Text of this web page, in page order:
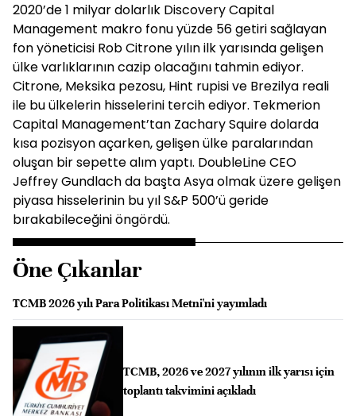
2020’de 1 milyar dolarlık Discovery Capital
Management makro fonu yüzde 56 getiri sağlayan
fon yöneticisi Rob Citrone yılın ilk yarısında gelişen
ülke varlıklarının cazip olacağını tahmin ediyor.
Citrone, Meksika pezosu, Hint rupisi ve Brezilya reali
ile bu ülkelerin hisselerini tercih ediyor. Tekmerion
Capital Management’tan Zachary Squire dolarda
kısa pozisyon açarken, gelişen ülke paralarından
oluşan bir sepette alım yaptı. DoubleLine CEO
Jeffrey Gundlach da başta Asya olmak üzere gelişen
piyasa hisselerinin bu yıl S&P 500’ü geride
bırakabileceğini öngördü.
Öne Çıkanlar
TCMB 2026 yılı Para Politikası Metni'ni yayımladı
TCMB, 2026 ve 2027 yılının ilk yarısı için
toplantı takvimini açıkladı